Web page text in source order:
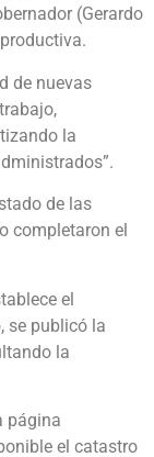
(Gerardo
de nuevas
la
de las
completaron el
el
se publicó la
la
página
el catastro